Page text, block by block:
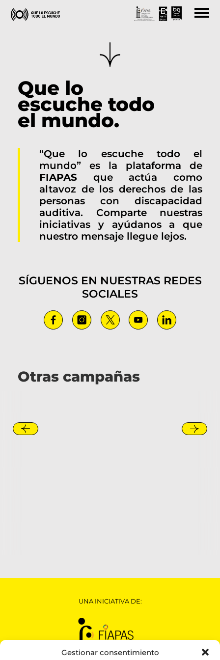
Gestionar consentimiento
contenidoVER AHORA
Que lo
escuche todo
el mundo.
“Que lo escuche todo el
mundo” es la plataforma de
FIAPASque actúa como
altavoz de los derechos de las
personas con discapacidad
auditiva. Comparte nuestras
iniciativas y ayúdanos a que
nuestro mensaje llegue lejos.
SÍGUENOS EN NUESTRAS REDES
SOCIALES
Otras campañas
UNA INICIATIVA DE: